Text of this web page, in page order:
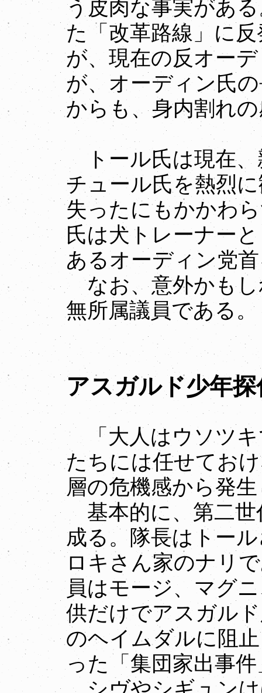
う皮肉な事実があ
た「改革路線」に
が、現在の反オー
が、オーディン氏
からも、身内割れ
トール氏は現在、
チュール氏を熱烈
失ったにもかかわ
氏は犬トレーナー
あるオーディン党
なお、意外かもし
無所属議員である。
アスガルド少年
「大人はウソツキ
たちには任せてお
層の危機感から発
基本的に、第二世
成る。隊長はトー
ロキさん家のナリ
員はモージ、マグ
供だけでアスガル
のヘイムダルに阻
った「集団家出事